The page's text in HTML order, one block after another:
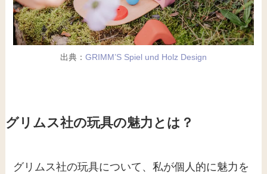
出典： GRIMM’S Spiel und Holz Design
グリムス社の玩具の魅力とは？
グリムス社の玩具について、私が個人的に魅力を